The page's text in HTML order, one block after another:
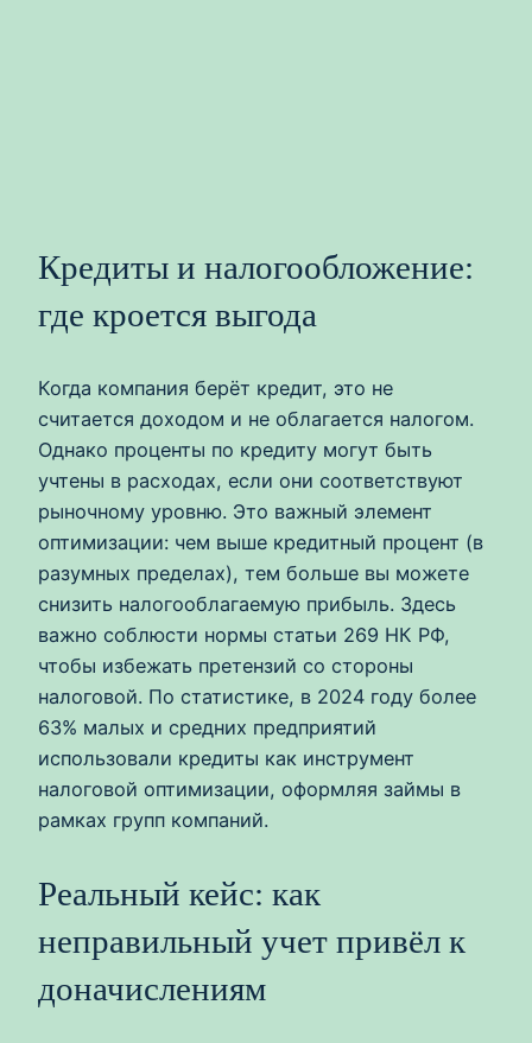
Кредиты и налогообложение:
где кроется выгода
Когда компания берёт кредит, это не
считается доходом и не облагается налогом.
Однако проценты по кредиту могут быть
учтены в расходах, если они соответствуют
рыночному уровню. Это важный элемент
оптимизации: чем выше кредитный процент (в
разумных пределах), тем больше вы можете
снизить налогооблагаемую прибыль. Здесь
важно соблюсти нормы статьи 269 НК РФ,
чтобы избежать претензий со стороны
налоговой. По статистике, в 2024 году более
63% малых и средних предприятий
использовали кредиты как инструмент
налоговой оптимизации, оформляя займы в
рамках групп компаний.
Реальный кейс: как
неправильный учет привёл к
доначислениям